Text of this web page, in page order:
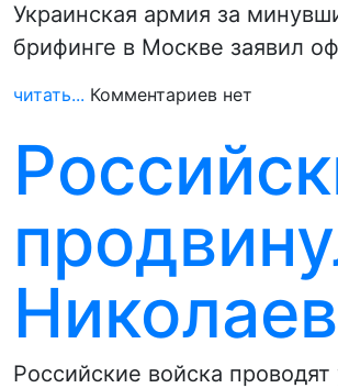
Украинская армия за
брифинге в Москве заявил
читать... Комментариев нет
Российские войска